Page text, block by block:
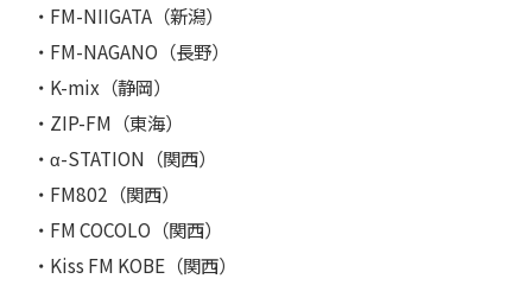
・FM-NIIGATA（新潟）
・FM-NAGANO（長野）
・K-mix（静岡）
・ZIP-FM（東海）
・α-STATION（関西）
・FM802（関西）
・FM COCOLO（関西）
・Kiss FM KOBE（関西）